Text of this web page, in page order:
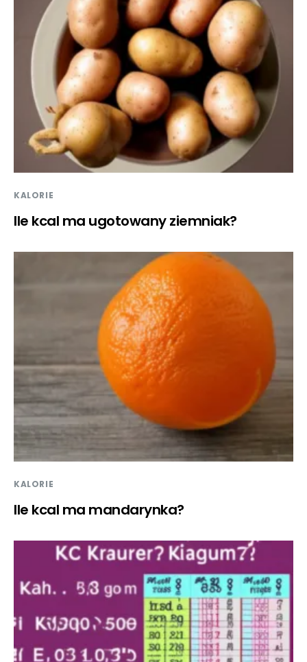
KALORIE
Ile kcal ma ugotowany ziemniak?
KALORIE
Ile kcal ma mandarynka?